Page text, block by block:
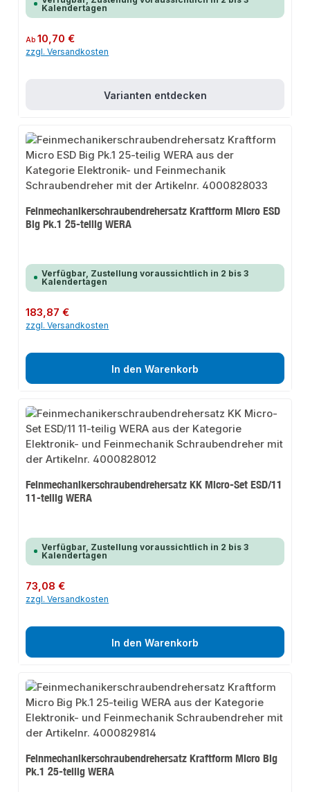
Kalendertagen
Regulärer Preis:
Ab10,70 €
zzgl. Versandkosten
Varianten entdecken
Feinmechanikerschraubendrehersatz Kraftform Micro ESD
Big Pk.1 25-teilig WERA
Verfügbar, Zustellung voraussichtlich in 2 bis 3
Kalendertagen
Regulärer Preis:
183,87 €
zzgl. Versandkosten
In den Warenkorb
Feinmechanikerschraubendrehersatz KK Micro-Set ESD/11
11-teilig WERA
Verfügbar, Zustellung voraussichtlich in 2 bis 3
Kalendertagen
Regulärer Preis:
73,08 €
zzgl. Versandkosten
In den Warenkorb
Feinmechanikerschraubendrehersatz Kraftform Micro Big
Pk.1 25-teilig WERA